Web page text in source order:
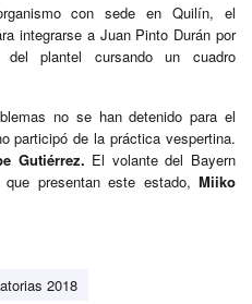
con sede en Quilín, el
integrarse a Juan Pinto Durán por
del plantel cursando un cuadro
no se han detenido para el
participó de la práctica vespertina.
Gutiérrez. El volante del Bayern
presentan este estado, Miiko
2018